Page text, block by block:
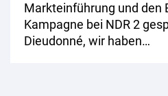
Markteinführung und den
Kampagne bei NDR 2
Dieudonné, wir haben…